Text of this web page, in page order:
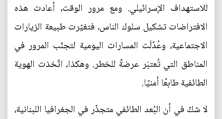
للاستهداف الإسرائيلي. ومع مرور الوقت، أعادت هذه
الافتراضات تشكيل سلوك الناس، فتغيّرت طبيعة الزيارات
الاجتماعية، وعُدّلَت المسارات اليومية لتجنّب المرور في
المناطق التي تُعتبَر عرضةً للخطر. وهكذا، اتّخذت الهوية
الطائفية طابعًا أمنيًا.
لا شكّ في أن البُعد الطائفي متجذّر في الجغرافيا اللبنانية،